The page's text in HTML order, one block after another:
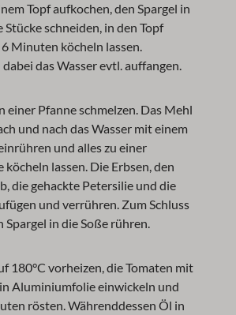
Topf aufkochen, den Spargel in
schneiden, in den Topf
Minuten köcheln lassen.
das Wasser evtl. auffangen.
einer Pfanne schmelzen. Das Mehl
und nach das Wasser mit einem
und alles zu einer
köcheln lassen. Die Erbsen, den
die gehackte Petersilie und die
und verrühren. Zum Schluss
Spargel in die Soße rühren.
180°C vorheizen, die Tomaten mit
Aluminiumfolie einwickeln und
rösten. Währenddessen Öl in